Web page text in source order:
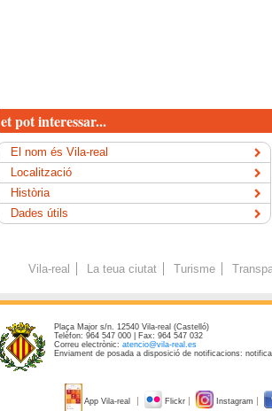
et pot interessar...
El nom és Vila-real
Localització
Història
Dades útils
Vila-real La teua ciutat Turisme
Plaça Major s/n. 12540 Vila-real (Castelló)
Telèfon: 964 547 000 | Fax: 964 547 032
Correu electrònic: atencio@vila-real.es
Enviament de posada a disposició de notificacions:
App Vila-real Flickr Instagram